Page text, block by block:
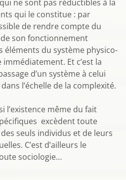
ne sont pas réductibles à la
qui le constitue : par
de rendre compte du
son fonctionnement
du système physico-
Et c’est la
d’un système à celui
l’échelle de la complexité.
l’existence même du fait
excèdent toute
seuls individus et de leurs
C’est d’ailleurs le
sociologie…